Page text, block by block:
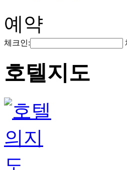
예약
체크인:
호텔지도